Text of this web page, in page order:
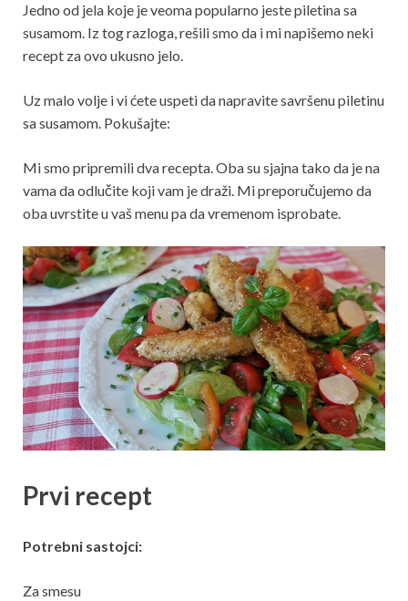
Jedno od jela koje je veoma popularno jeste piletina sa
susamom. Iz tog razloga, rešili smo da i mi napišemo neki
recept za ovo ukusno jelo.
Uz malo volje i vi ćete uspeti da napravite savršenu piletinu
sa susamom. Pokušajte:
Mi smo pripremili dva recepta. Oba su sjajna tako da je na
vama da odlučite koji vam je draži. Mi preporučujemo da
oba uvrstite u vaš menu pa da vremenom isprobate.
Prvi recept
Potrebni sastojci:
Za smesu